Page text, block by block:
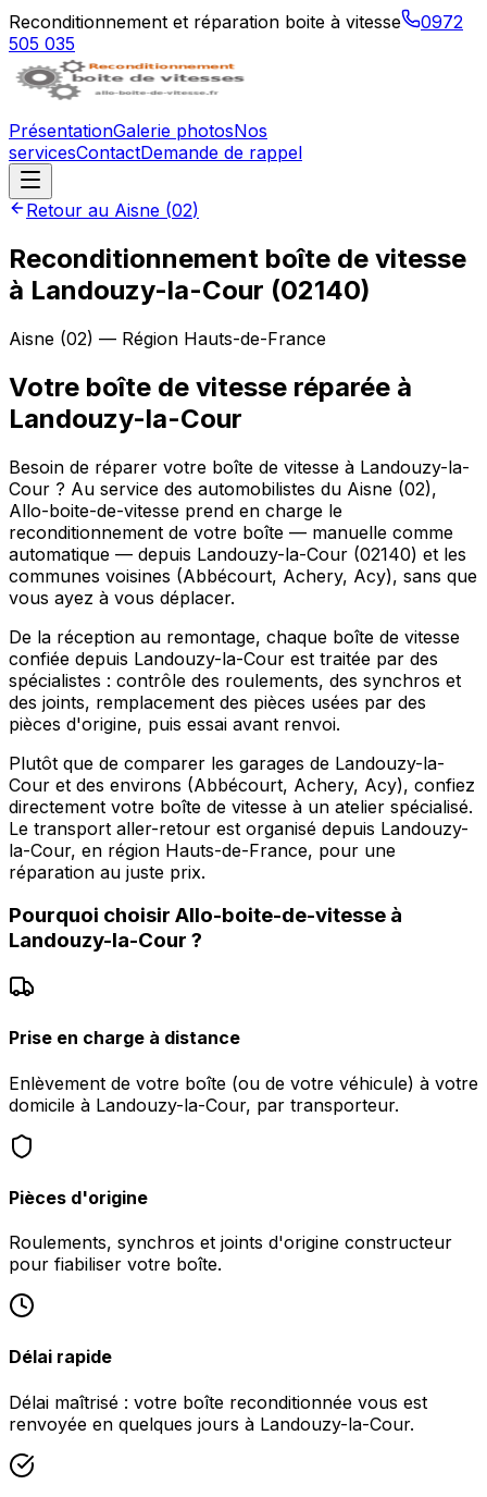
Reconditionnement et réparation boite à vitesse
0972
505 035
PrésentationGalerie photosNos
servicesContactDemande de rappel
Retour au Aisne (02)
Reconditionnement boîte de vitesse
à Landouzy-la-Cour (02140)
Aisne (02) — Région Hauts-de-France
Votre boîte de vitesse réparée à
Landouzy-la-Cour
Besoin de réparer votre boîte de vitesse à Landouzy-la-
Cour ? Au service des automobilistes du Aisne (02),
Allo-boite-de-vitesse prend en charge le
reconditionnement de votre boîte — manuelle comme
automatique — depuis Landouzy-la-Cour (02140) et les
communes voisines (Abbécourt, Achery, Acy), sans que
vous ayez à vous déplacer.
De la réception au remontage, chaque boîte de vitesse
confiée depuis Landouzy-la-Cour est traitée par des
spécialistes : contrôle des roulements, des synchros et
des joints, remplacement des pièces usées par des
pièces d'origine, puis essai avant renvoi.
Plutôt que de comparer les garages de Landouzy-la-
Cour et des environs (Abbécourt, Achery, Acy), confiez
directement votre boîte de vitesse à un atelier spécialisé.
Le transport aller-retour est organisé depuis Landouzy-
la-Cour, en région Hauts-de-France, pour une
réparation au juste prix.
Pourquoi choisir Allo-boite-de-vitesse à
Landouzy-la-Cour ?
Prise en charge à distance
Enlèvement de votre boîte (ou de votre véhicule) à votre
domicile à Landouzy-la-Cour, par transporteur.
Pièces d'origine
Roulements, synchros et joints d'origine constructeur
pour fiabiliser votre boîte.
Délai rapide
Délai maîtrisé : votre boîte reconditionnée vous est
renvoyée en quelques jours à Landouzy-la-Cour.